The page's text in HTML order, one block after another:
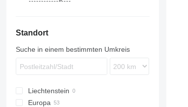
Standort
Suche in einem bestimmten Umkreis
Liechtenstein
Europa